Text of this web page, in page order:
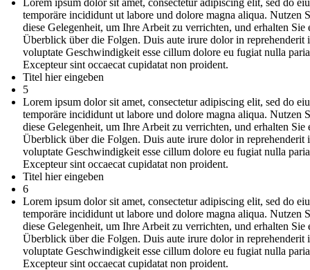
Lorem ipsum dolor sit amet, consectetur adipiscing elit, sed do
temporäre incididunt ut labore und dolore magna aliqua. Nutzen
diese Gelegenheit, um Ihre Arbeit zu verrichten, und erhalten Sie
Überblick über die Folgen. Duis aute irure dolor in reprehenderit
voluptate Geschwindigkeit esse cillum dolore eu fugiat nulla
Excepteur sint occaecat cupidatat non proident.
Titel hier eingeben
5
Lorem ipsum dolor sit amet, consectetur adipiscing elit, sed do
temporäre incididunt ut labore und dolore magna aliqua. Nutzen
diese Gelegenheit, um Ihre Arbeit zu verrichten, und erhalten Sie
Überblick über die Folgen. Duis aute irure dolor in reprehenderit
voluptate Geschwindigkeit esse cillum dolore eu fugiat nulla
Excepteur sint occaecat cupidatat non proident.
Titel hier eingeben
6
Lorem ipsum dolor sit amet, consectetur adipiscing elit, sed do
temporäre incididunt ut labore und dolore magna aliqua. Nutzen
diese Gelegenheit, um Ihre Arbeit zu verrichten, und erhalten Sie
Überblick über die Folgen. Duis aute irure dolor in reprehenderit
voluptate Geschwindigkeit esse cillum dolore eu fugiat nulla
Excepteur sint occaecat cupidatat non proident.